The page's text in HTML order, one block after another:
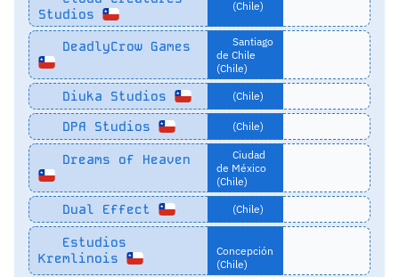
Studios
(Chile)
DeadlyCrow Games
Santiago
de Chile
(Chile)
Diuka Studios (Chile)
DPA Studios (Chile)
Dreams of Heaven
Ciudad
de México
(Chile)
Dual Effect (Chile)
Estudios
Kremlinois
Concepción
(Chile)